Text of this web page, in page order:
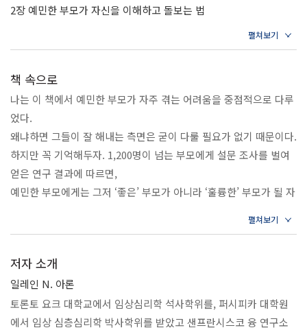
목표다. 저자는 예민한 부모가 육아의 스트레스에서 벗어나 자신을
되면 마주해야 할 대인관계의 문제, 더 나아가 부부 관계의 갈등 대
처까지 미리 알아두면 좋을 모든 것들을 한 권에 담았다.
물론 육아가 힘들지 않은 사람은 거의 없을 것이다. 하지만 저자는
일반적인 사람과 예민한 부모의 육아 경험은 분명 다르다고 말한다.
그들은 육아의 모든 순간에 남들보다 더 많이 울고,
웃고, 힘들어하고, 행복해한다. ‘내가 너무 예민한 건 아닐까?’ ‘나는
좋은 부모일까?’ ‘잘 하고 있는 게 맞나?’ 매 순간 고민하고 자신을
당신에겐 훌륭한 부모가 될 자질이 있다고.
2장 예민한 부모가 자신을 이해하고 돌보는 법
육아 스트레스로 번아웃이 찾아올 때
책 속으로
나는 이 책에서 예민한 부모가 자주 겪는 어려움을 중점적으로 다루
었다.
왜냐하면 그들이 잘 해내는 측면은 굳이 다룰 필요가 없기 때문이다.
하지만 꼭 기억해두자. 1,200명이 넘는 부모에게 설문 조사를 벌여
얻은 연구 결과에 따르면,
예민한 부모에게는 그저 ‘좋은’ 부모가 아니라 ‘훌륭한’ 부모가 될 자
장 두드러지게 나타난 요소 중 하나였다. 왜냐하면 예민한 부모는 동
조를 통해 아이가 처한 상황을 깊이 이해하고,
아이를 위한 결정을 내릴 때 유용한 정보를 얻기 때문이다.
--- p. 7 「서문」 중에서
저자 소개
일레인 N. 아론
토론토 요크 대학교에서 임상심리학 석사학위를, 퍼시피카 대학원
에서 임상 심층심리학 박사학위를 받았고 샌프란시스코 융 연구소